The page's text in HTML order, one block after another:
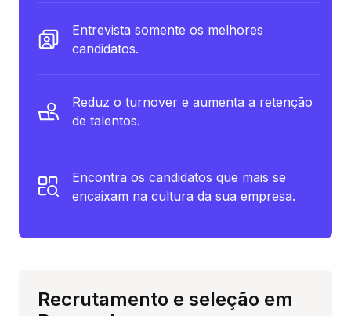
Entrevista somente os melhores
candidatos.
Reduz o turnover e aumenta a retenção
de talentos.
Encontra os candidatos que mais se
encaixam na cultura da sua empresa.
Recrutamento e seleção em